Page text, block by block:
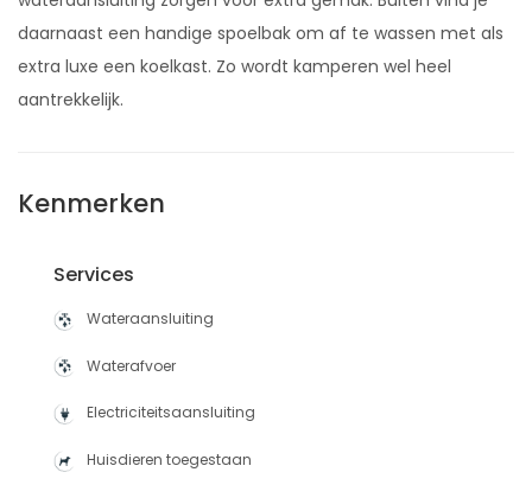
daarnaast een handige spoelbak om af te wassen met als
extra luxe een koelkast. Zo wordt kamperen wel heel
aantrekkelijk.
Kenmerken
Services
Wateraansluiting
Waterafvoer
Electriciteitsaansluiting
Huisdieren toegestaan